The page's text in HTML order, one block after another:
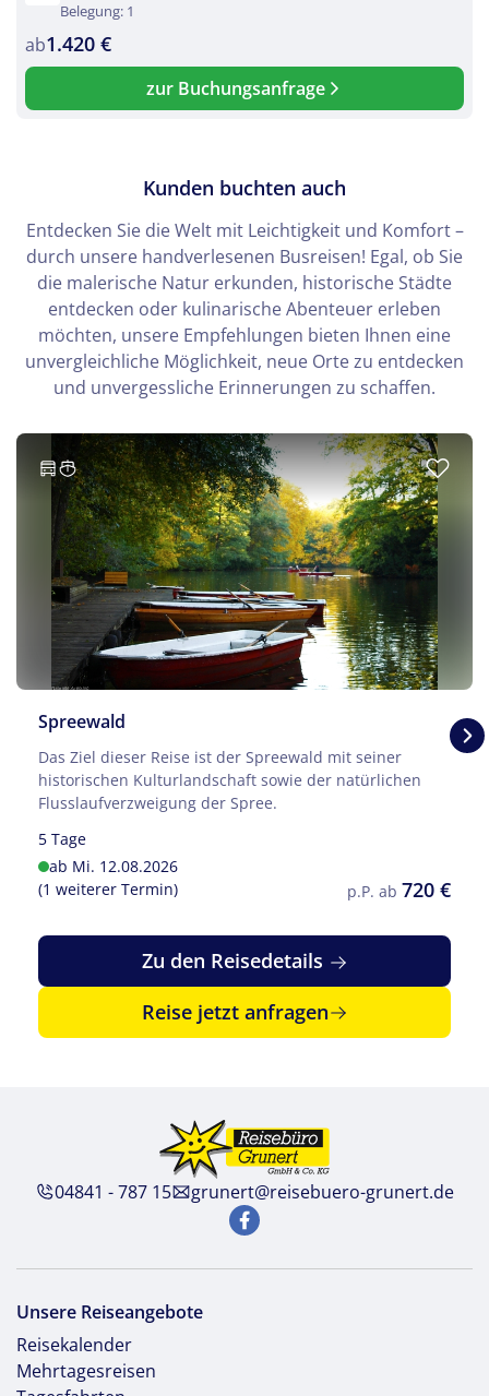
© Serenity-H - stock.adobe.com
Belegung: 1
ab1.420 €
zur Buchungsanfrage
Kunden buchten auch
Entdecken Sie die Welt mit Leichtigkeit und Komfort –
durch unsere handverlesenen Busreisen! Egal, ob Sie
die malerische Natur erkunden, historische Städte
entdecken oder kulinarische Abenteuer erleben
möchten, unsere Empfehlungen bieten Ihnen eine
unvergleichliche Möglichkeit, neue Orte zu entdecken
und unvergessliche Erinnerungen zu schaffen.
Spreewald
Das Ziel dieser Reise ist der Spreewald mit seiner
historischen Kulturlandschaft sowie der natürlichen
Flusslaufverzweigung der Spree.
5 Tage
ab Mi. 12.08.2026
(1 weiterer Termin)
p.P. ab 720 €
Zu den Reisedetails
Reise jetzt anfragen
04841 - 787 15 grunert@reisebuero-grunert.de
Unsere Reiseangebote
Reisekalender
Mehrtagesreisen